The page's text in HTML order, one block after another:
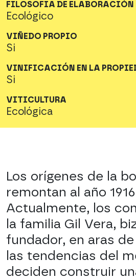
FILOSOFIA DE ELABORACIÓN
Ecológico
VIÑEDO PROPIO
Si
VINIFICACIÓN EN LA
Si
VITICULTURA
Ecológica
Los orígenes de la
remontan al año
Actualmente, los
la familia Gil Vera,
fundador, en aras
las tendencias del
deciden construir